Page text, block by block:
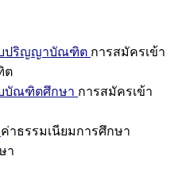
บปริญญาบัณฑิต การสมัครเข้า
ต
บัณฑิตศึกษา การสมัครเข้า
ค่าธรรมเนียมการศึกษา
า